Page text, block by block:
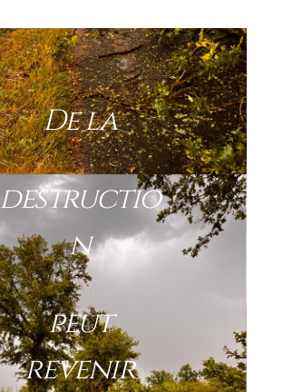
De la
destructio
n
peut
revenir